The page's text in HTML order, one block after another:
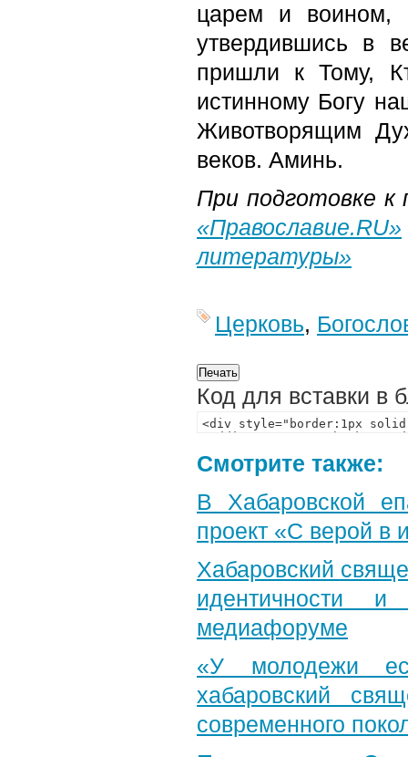
царем и воином,
утвердившись в
пришли к Тому,
истинному Богу
Животворящим
веков. Аминь.
При подготовке к
«Православие.RU»
литературы»
Церковь,
Код для вставки в
Смотрите также:
В Хабаровской
проект «С верой в
Хабаровский
идентичности
медиафоруме
«У молодежи
хабаровский
современного